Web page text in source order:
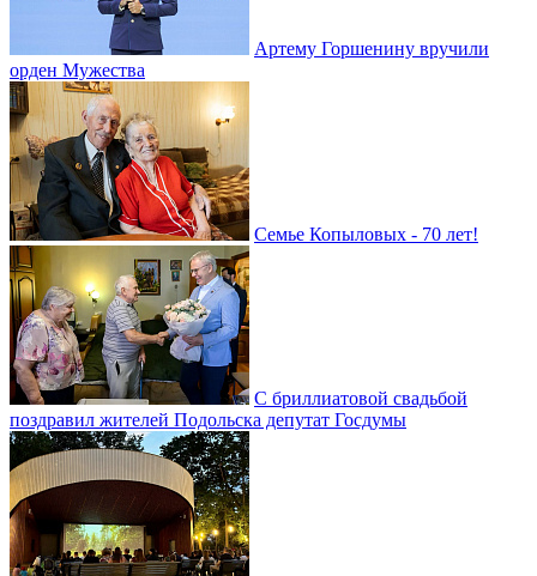
Артему Горшенину вручили
орден Мужества
Семье Копыловых - 70 лет!
С бриллиатовой свадьбой
поздравил жителей Подольска депутат Госдумы